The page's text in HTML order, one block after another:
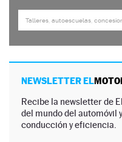
NEWSLETTER EL
Recibe la newsletter de
del mundo del automóvil
conducción y eficiencia.